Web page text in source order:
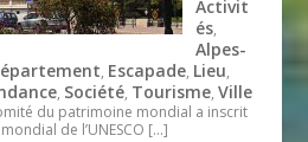
Activit
és,
Alpes-
, Escapade, Lieu,
, Société, Tourisme,Ville
du patrimoine mondial a inscrit
de l’UNESCO […]